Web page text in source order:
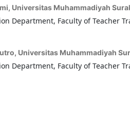
Universitas Muhammadiyah
Department, Faculty of Teacher
Universitas Muhammadiyah
Department, Faculty of Teacher